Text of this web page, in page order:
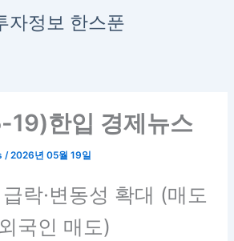
자정보 한스푼
한입 경제뉴스
/2026년 05월 19일
락·변동성 확대 (매도
국인 매도)